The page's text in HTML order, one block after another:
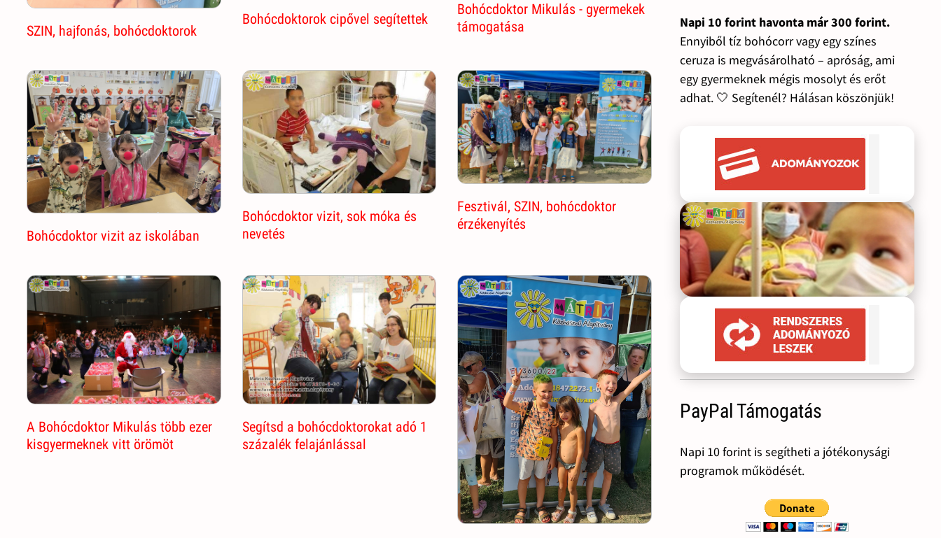
SZIN, hajfonás, bohócdoktorok
Bohócdoktorok cipővel segítettek
Bohócdoktor Mikulás - gyermekek
támogatása
Bohócdoktor vizit az iskolában
Bohócdoktor vizit, sok móka és
nevetés
Fesztivál, SZIN, bohócdoktor
érzékenyítés
A Bohócdoktor Mikulás több ezer
kisgyermeknek vitt örömöt
Segítsd a bohócdoktorokat adó 1
százalék felajánlással
Napi 10 forint havonta már 300 forint.
Ennyiből tíz bohócorr vagy egy színes
ceruza is megvásárolható – apróság, ami
egy gyermeknek mégis mosolyt és erőt
adhat. 🤍 Segítenél? Hálásan köszönjük!
PayPal Támogatás
Napi 10 forint is segítheti a jótékonysági
programok működését.